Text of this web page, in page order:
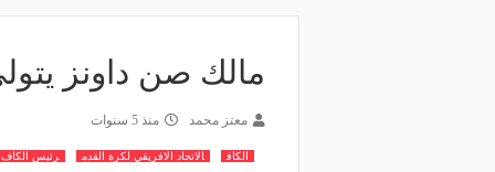
مالك صن داونز
معتز محمد منذ 5 سنوات
الكاف الاتحاد الافريقي لكرة القدم رئيس الكاف